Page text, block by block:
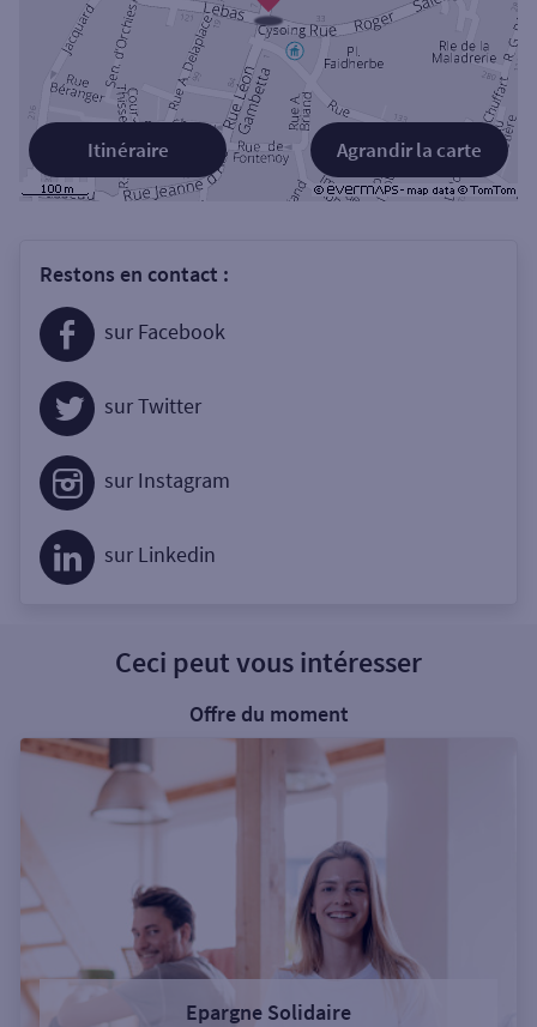
Agrandir la carte
Itinéraire
Restons en contact :
sur Facebook
sur Twitter
sur Instagram
sur Linkedin
Ceci peut vous intéresser
Offre du moment
Epargne Solidaire